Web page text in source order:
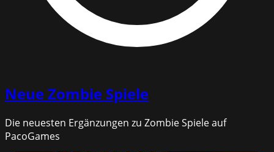
NeueZombie Spiele
Die neuesten Ergänzungen zu Zombie Spiele auf
PacoGames